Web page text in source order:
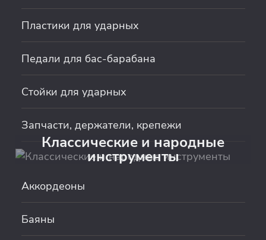
Пластики для ударных
Педали для бас-барабана
Стойки для ударных
Запчасти, держатели, крепежи
Классические и народные
инструменты
Аккордеоны
Баяны